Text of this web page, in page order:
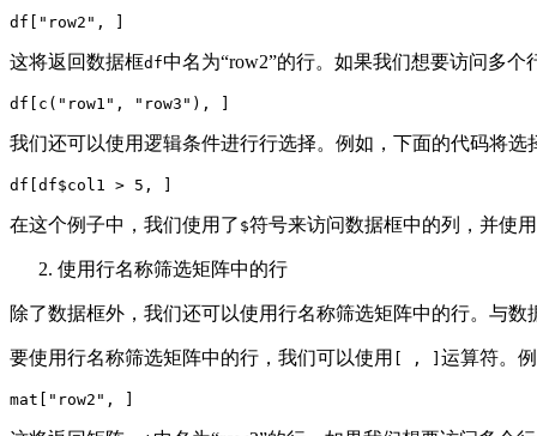
df "row2"
这将返回数据框df中名为“row2”的行。如果我们想要访问多
df [c( "row1" , "row3"
我们还可以使用逻辑条件进行行选择。例如，下面的代码将选
df df$col1
在这个例子中，我们使用了 $符号来访问数据框中的列，并使
使用行名称筛选矩阵中的行
除了数据框外，我们还可以使用行名称筛选矩阵中的行。与
要使用行名称筛选矩阵中的行，我们可以使用 [ , ] 运算符。
mat[ "row2"